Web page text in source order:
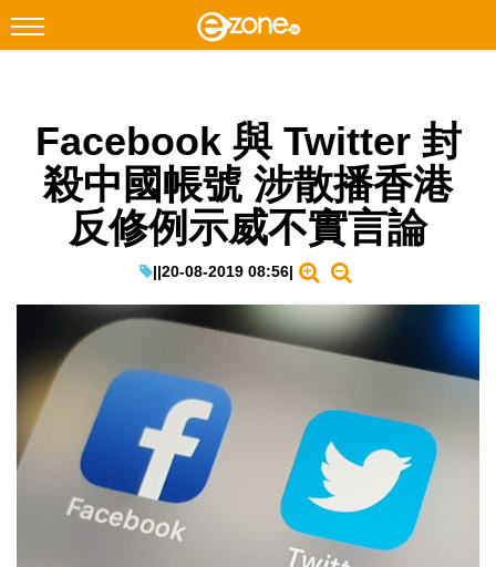
Facebook Instagram
科技焦點
網絡生活
教學評測
EduTech
IT Times
生成式AI與雲端應用
Enterprise Digital Transformation
Facebook 與 Twitter 封
殺中國帳號 涉散播香港
反修例示威不實言論
||20-08-2019 08:56|